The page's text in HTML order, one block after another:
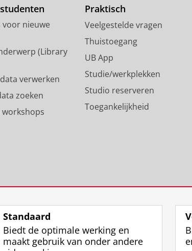
d
n
p
o
f
i
e
l
n
v
r
s
g
r
a
m
c
c
o
u
s
n
v
e
voor nieuwe
(Library
verwerken
zoeken
workshops
Praktisch
Veelgestelde vragen
Thuistoegang
UB App
Studie/werkplekken
Studio reserveren
Toegankelijkheid
Standaard
Biedt de optimale werking en
maakt gebruik van onder andere